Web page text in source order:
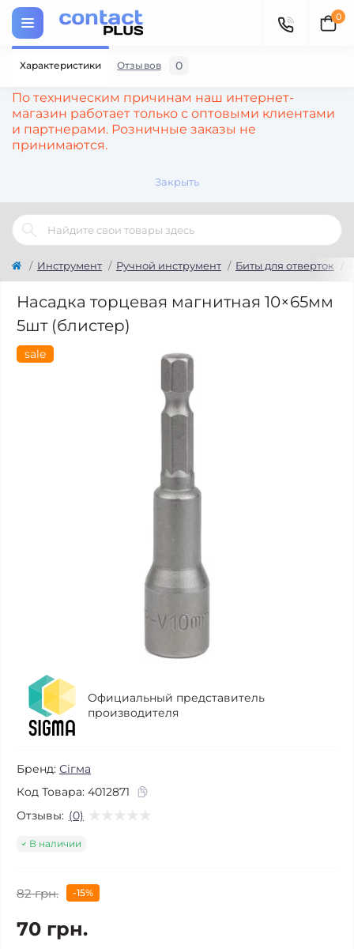
По техническим причинам наш интернет-
магазин работает только с оптовыми клиентами
и партнерами. Розничные заказы не
принимаются.
Закрыть
0
Инструмент Ручной инструмент Биты для отверток
Насадка торцевая магнитная 10×65мм
5шт (блистер)
sale
Официальный представитель
производителя
Бренд: Сігма
Код Товара: 4012871
Отзывы: (0)
В наличии
82 грн. -15%
70 грн.
Характеристики Отзывов 0